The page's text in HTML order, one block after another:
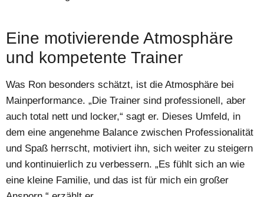
Eine motivierende Atmosphäre
und kompetente Trainer
Was Ron besonders schätzt, ist die Atmosphäre bei
Mainperformance. „Die Trainer sind professionell, aber
auch total nett und locker,“ sagt er. Dieses Umfeld, in
dem eine angenehme Balance zwischen Professionalität
und Spaß herrscht, motiviert ihn, sich weiter zu steigern
und kontinuierlich zu verbessern. „Es fühlt sich an wie
eine kleine Familie, und das ist für mich ein großer